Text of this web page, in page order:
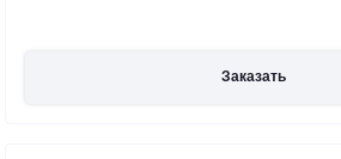
Заказать